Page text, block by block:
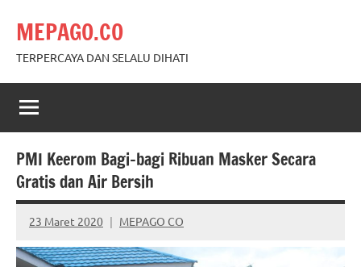
content
MEPAGO.CO
TERPERCAYA DAN SELALU DIHATI
PMI Keerom Bagi-bagi Ribuan Masker Secara
Gratis dan Air Bersih
23 Maret 2020 MEPAGO CO
No
comments